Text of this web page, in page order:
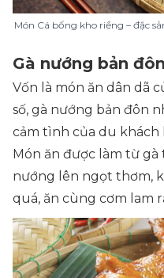
Món Cá bống kho riềng – đặc
Gà nướng bản đôn
Vốn là món ăn dân dã
số, gà nướng bản đôn
cảm tình của du khách
Món ăn được làm từ
nướng lên ngọt thơm,
quá, ăn cùng cơm lam